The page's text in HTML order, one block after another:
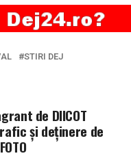
STIRI DEJ
de DIICOT
și deținere de